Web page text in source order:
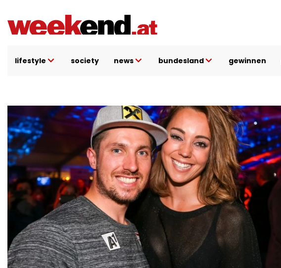
Inhalt
lifestyle society news bundesland gewinnen